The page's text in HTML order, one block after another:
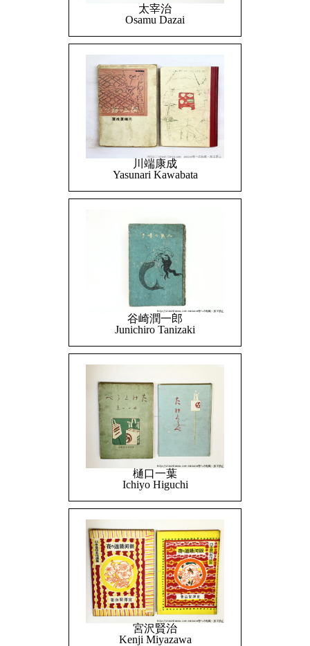
太宰治
Osamu Dazai
川端康成
Yasunari Kawabata
谷崎潤一郎
Junichiro Tanizaki
樋口一葉
Ichiyo Higuchi
宮沢賢治
Kenji Miyazawa